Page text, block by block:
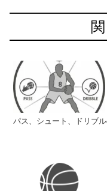
パス、シュート、ドリブ